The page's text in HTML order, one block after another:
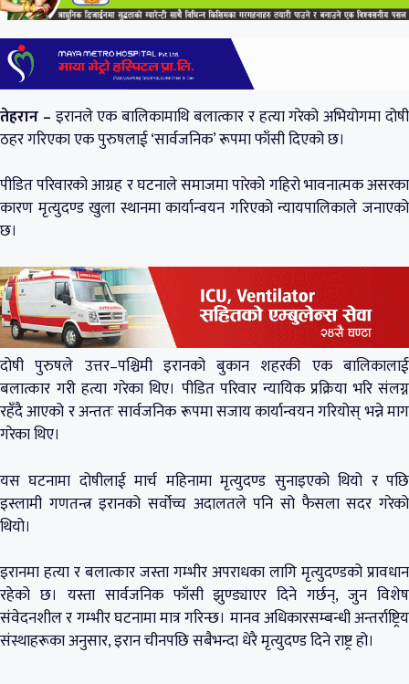
तेहरान – इरानले एक बालिकामाथि बलात्कार र हत्या गरेको अभियोगमा दोषी
ठहर गरिएका एक पुरुषलाई ‘सार्वजनिक’ रूपमा फाँसी दिएको छ।
पीडित परिवारको आग्रह र घटनाले समाजमा पारेको गहिरो भावनात्मक असरका
कारण मृत्युदण्ड खुला स्थानमा कार्यान्वयन गरिएको न्यायपालिकाले जनाएको
छ।
दोषी पुरुषले उत्तर–पश्चिमी इरानको बुकान शहरकी एक बालिकालाई
बलात्कार गरी हत्या गरेका थिए। पीडित परिवार न्यायिक प्रक्रिया भरि संलग्न
रहँदै आएको र अन्ततः सार्वजनिक रूपमा सजाय कार्यान्वयन गरियोस् भन्ने माग
गरेका थिए।
यस घटनामा दोषीलाई मार्च महिनामा मृत्युदण्ड सुनाइएको थियो र पछि
इस्लामी गणतन्त्र इरानको सर्वोच्च अदालतले पनि सो फैसला सदर गरेको
थियो।
इरानमा हत्या र बलात्कार जस्ता गम्भीर अपराधका लागि मृत्युदण्डको प्रावधान
रहेको छ। यस्ता सार्वजनिक फाँसी झुण्ड्याएर दिने गर्छन्, जुन विशेष
संवेदनशील र गम्भीर घटनामा मात्र गरिन्छ। मानव अधिकारसम्बन्धी अन्तर्राष्ट्रिय
संस्थाहरूका अनुसार, इरान चीनपछि सबैभन्दा धेरै मृत्युदण्ड दिने राष्ट्र हो।